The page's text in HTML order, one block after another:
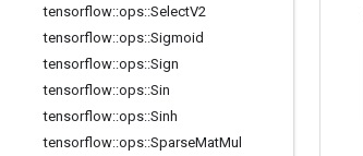
tensorflow::ops::SelectV2
tensorflow::ops::Sigmoid
tensorflow::ops::Sign
tensorflow::ops::Sin
tensorflow::ops::Sinh
tensorflow::ops::SparseMatMul